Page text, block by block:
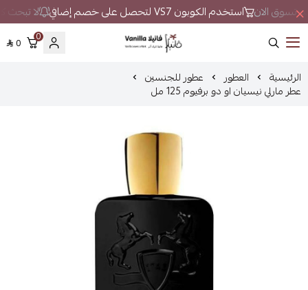
تسوق الان استخدم الكوبون VS7 لتحصل على خصم إضافي لا تبحث
فانيلا
0
0
الرئيسية العطور عطور للجنسين
عطر مارلي نيسيان او دو برفيوم 125 مل